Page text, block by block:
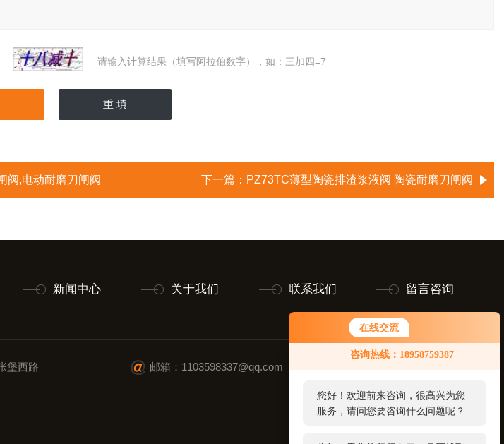
在线交流
咨询热线：18958759387
您好！欢迎前来咨询，很高兴为您
服务，请问您要咨询什么问题呢？
您好，看您停留很久了，是否找到
了需求产品，您可以直接在线与我
请输入计算结果（填写阿拉伯数字），如：三加四=7
阀,电动耐磨刀闸阀 下一篇： PZ73TC薄型陶瓷排渣浆液阀 陶瓷耐磨刀闸阀
新闻中心 关于我们 联系我们 留言咨询
堡西路 邮箱：1103598337@qq.com